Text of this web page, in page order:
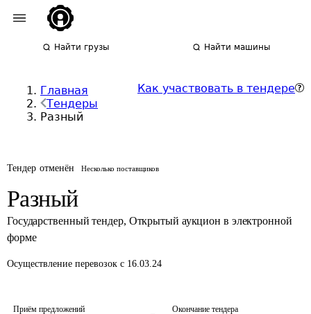
Найти грузы Найти машины
Главная
Тендеры
Разный
Как участвовать в тендере
Тендер отменён Несколько поставщиков
Разный
Государственный тендер, Открытый аукцион в электронной
форме
Осуществление перевозок с 16.03.24
Приём предложений
Окончание тендера